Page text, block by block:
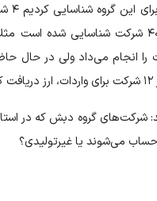
حال حاضر بیش از ۴۰ شرکت شناسایی شده است
را انجام می‌داد ولی در حال
شرکت‌های گروه دبش که در
می‌شوند یا غیرتولیدی؟